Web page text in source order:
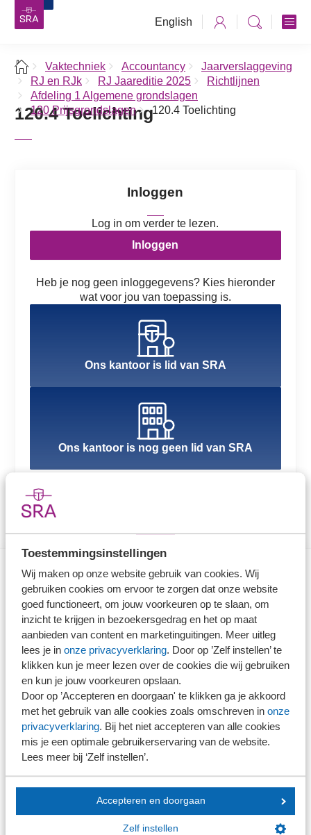
Toestemmingsinstellingen
Wij maken op onze website gebruik van cookies. Wij
gebruiken cookies om ervoor te zorgen dat onze website
goed functioneert, om jouw voorkeuren op te slaan, om
inzicht te krijgen in bezoekersgedrag en het op maat
aanbieden van content en marketinguitingen. Meer uitleg
lees je in onze privacyverklaring. Door op ’Zelf instellen’ te
klikken kun je meer lezen over de cookies die wij gebruiken
en kun je jouw voorkeuren opslaan.
Door op ’Accepteren en doorgaan' te klikken ga je akkoord
met het gebruik van alle cookies zoals omschreven in onze
privacyverklaring. Bij het niet accepteren van alle cookies
mis je een optimale gebruikerservaring van de website.
Lees meer bij ‘Zelf instellen’.
Accepteren en doorgaan
Zelf instellen
English
Vaktechniek Accountancy
Jaarverslaggeving
RJ en RJk
RJ Jaareditie 2025
Richtlijnen
Afdeling 1 Algemene grondslagen
120 Prijsgrondslagen
120.4 Toelichting
120.4 Toelichting
Inloggen
Log in om verder te lezen.
Inloggen
Heb je nog geen inloggegevens? Kies hieronder
wat voor jou van toepassing is.
Ons kantoor is lid van SRA
Ons kantoor is nog geen lid van SRA
Direct naar
Stel je vaktechnische vraag
Branche in Zicht
Dossiers
Kantoorvinder
Nieuwsbank
Handige links
SRA-gecertificeerd